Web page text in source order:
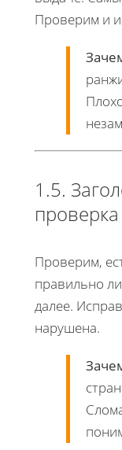
Проверим и
1.5.
Проверим,
правильно
далее.
нарушена.